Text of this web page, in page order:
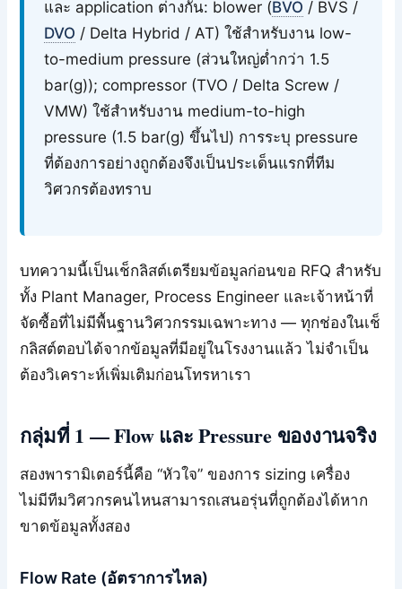
และ application ต่างกัน: blower (BVO / BVS /
DVO / Delta Hybrid / AT) ใช้สำหรับงาน low-
to-medium pressure (ส่วนใหญ่ต่ำกว่า 1.5
bar(g)); compressor (TVO / Delta Screw /
VMW) ใช้สำหรับงาน medium-to-high
pressure (1.5 bar(g) ขึ้นไป) การระบุ pressure
ที่ต้องการอย่างถูกต้องจึงเป็นประเด็นแรกที่ทีม
วิศวกรต้องทราบ
บทความนี้เป็นเช็กลิสต์เตรียมข้อมูลก่อนขอ RFQ สำหรับ
ทั้ง Plant Manager, Process Engineer และเจ้าหน้าที่
จัดซื้อที่ไม่มีพื้นฐานวิศวกรรมเฉพาะทาง — ทุกช่องในเช็
กลิสต์ตอบได้จากข้อมูลที่มีอยู่ในโรงงานแล้ว ไม่จำเป็น
ต้องวิเคราะห์เพิ่มเติมก่อนโทรหาเรา
กลุ่มที่ 1 — Flow และ Pressure ของงานจริง
สองพารามิเตอร์นี้คือ “หัวใจ” ของการ sizing เครื่อง
ไม่มีทีมวิศวกรคนไหนสามารถเสนอรุ่นที่ถูกต้องได้หาก
ขาดข้อมูลทั้งสอง
Flow Rate (อัตราการไหล)